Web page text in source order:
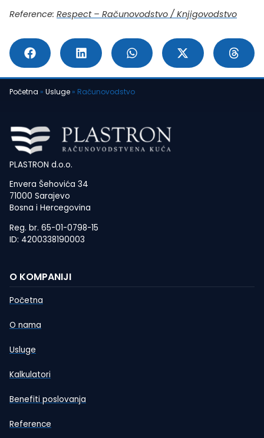
Reference: Respect – Računovodstvo / Knjigovodstvo
Početna » Usluge » Računovodstvo
PLASTRON d.o.o.
Envera Šehovića 34
71000 Sarajevo
Bosna i Hercegovina
Reg. br. 65-01-0798-15
ID: 4200338190003
O KOMPANIJI
Početna
O nama
Usluge
Kalkulatori
Benefiti poslovanja
Reference